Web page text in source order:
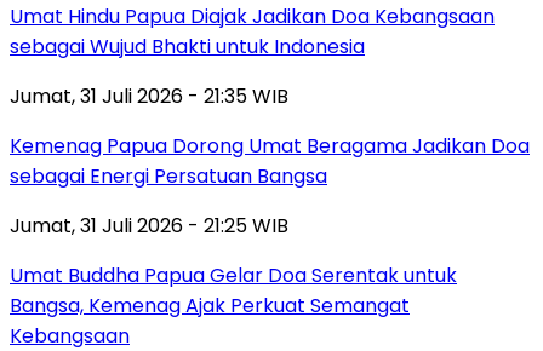
Umat Hindu Papua Diajak Jadikan Doa Kebangsaan
sebagai Wujud Bhakti untuk Indonesia
Jumat, 31 Juli 2026 - 21:35 WIB
Kemenag Papua Dorong Umat Beragama Jadikan Doa
sebagai Energi Persatuan Bangsa
Jumat, 31 Juli 2026 - 21:25 WIB
Umat Buddha Papua Gelar Doa Serentak untuk
Bangsa, Kemenag Ajak Perkuat Semangat
Kebangsaan